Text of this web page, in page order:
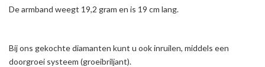
De armband weegt 19,2 gram en is 19 cm lang.
Bij ons gekochte diamanten kunt u ook inruilen, middels een
doorgroei systeem (groeibriljant).